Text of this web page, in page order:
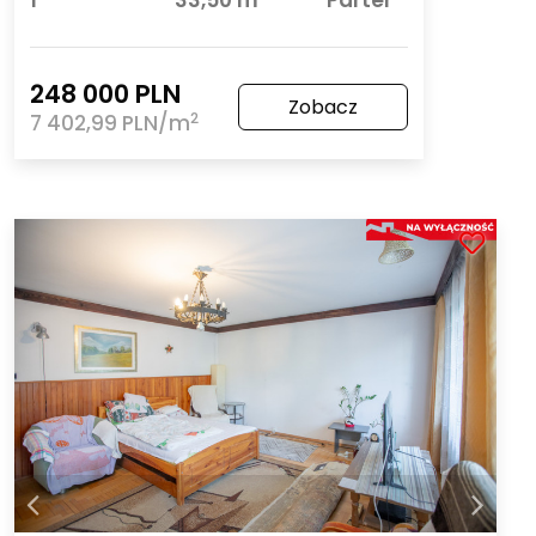
248 000 PLN
7 402,99 PLN/m2 Zobacz